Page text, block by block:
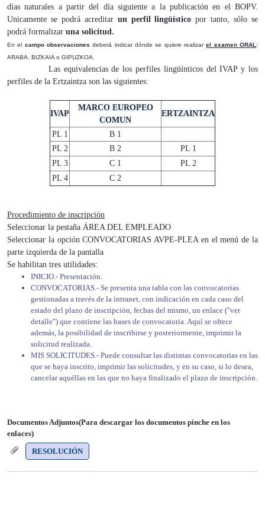
días naturales a partir del día siguiente a la publicación en el BOPV.
Unicamente se podrá acreditar un perfil lingüísticopor tanto, sólo se
podrá formalizar una solicitud.
En el campo observacionesdeberá indicar dónde se quiere realizarel examen ORAL:
ARABA, BIZKAIA o GIPUZKOA.
Las equivalencias de los perfiles lingüínticos del IVAP y los
perfiles de la Ertzaintza son las siguientes:
IVAP
MARCO EUROPEO
COMUN
ERTZAINTZA
PL 1
B 1
PL 2
B 2
PL 1
PL 3
C 1
PL 2
PL 4
C 2
Procedimiento de inscripción
Seleccionar la pestaña ÁREA DEL EMPLEADO
Seleccionar la opción CONVOCATORIAS AVPE-PLEA en el menú de la
parte izquierda de la pantalla
Se habilitan tres utilidades:
INICIO.- Presentación.
CONVOCATORIAS.- Se presenta una tabla con las convocatorias
gestionadas a través de la intranet, con indicación en cada caso del
estado del plazo de inscripción, fechas del mismo, un enlace ("ver
detalle") que contiene las bases de convocatoria. Aquí se ofrece
además, la posibilidad de inscribirse y posteriormente, imprimir la
solicitud realizada.
MIS SOLICITUDES.- Puede consultar las distintas convocatorias en las
que se haya inscrito, imprimir las solicitudes, y en su caso, si lo desea,
cancelar aquéllas en las que no haya finalizado el plazo de inscripción.
Documentos Adjuntos(Para descargar los documentos pinche en los
enlaces)
RESOLUCIÓN